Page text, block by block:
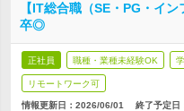
【IT総合職（SE・PG・イ
卒◎
正社員 職種・業種未経験OK
リモートワーク可
情報更新日：2026/06/01 終了予定日